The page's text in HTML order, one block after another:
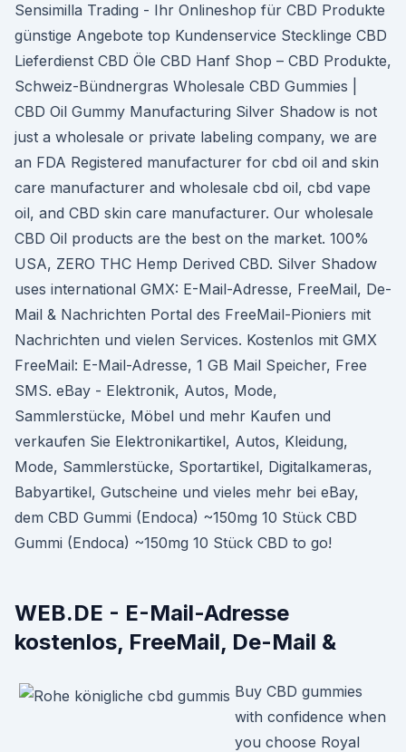
Sensimilla Trading - Ihr Onlineshop für CBD Produkte
günstige Angebote top Kundenservice Stecklinge CBD
Lieferdienst CBD Öle CBD Hanf Shop – CBD Produkte,
Schweiz-Bündnergras Wholesale CBD Gummies |
CBD Oil Gummy Manufacturing Silver Shadow is not
just a wholesale or private labeling company, we are
an FDA Registered manufacturer for cbd oil and skin
care manufacturer and wholesale cbd oil, cbd vape
oil, and CBD skin care manufacturer. Our wholesale
CBD Oil products are the best on the market. 100%
USA, ZERO THC Hemp Derived CBD. Silver Shadow
uses international GMX: E-Mail-Adresse, FreeMail, De-
Mail & Nachrichten Portal des FreeMail-Pioniers mit
Nachrichten und vielen Services. Kostenlos mit GMX
FreeMail: E-Mail-Adresse, 1 GB Mail Speicher, Free
SMS. eBay - Elektronik, Autos, Mode,
Sammlerstücke, Möbel und mehr Kaufen und
verkaufen Sie Elektronikartikel, Autos, Kleidung,
Mode, Sammlerstücke, Sportartikel, Digitalkameras,
Babyartikel, Gutscheine und vieles mehr bei eBay,
dem CBD Gummi (Endoca) ~150mg 10 Stück CBD
Gummi (Endoca) ~150mg 10 Stück CBD to go!
WEB.DE - E-Mail-Adresse
kostenlos, FreeMail, De-Mail &
Buy CBD gummies
with confidence when
you choose Royal